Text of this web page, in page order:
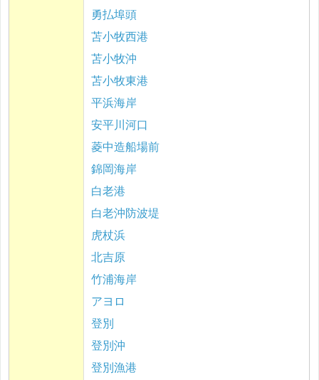
勇払埠頭
苫小牧西港
苫小牧沖
苫小牧東港
平浜海岸
安平川河口
菱中造船場前
錦岡海岸
白老港
白老沖防波堤
虎杖浜
北吉原
竹浦海岸
アヨロ
登別
登別沖
登別漁港